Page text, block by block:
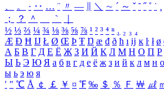
、
。 · ‥ … ¨ 〃 ― ＼ ∼ ´ ～ ˇ ˘ ˝ ˚ ˙ ¸
；
？ ＾ ｀
½ ⅓ ⅔ ¼ ¾ ⅛ ⅜ ⅝ ⅞ ¹ ² ³ ⁴ ⁿ ₁ ₂ ₃ ₄
Æ Ð Ħ Ĳ Ł Ø Œ Þ Ŧ Ŋ æ đ ð ħ ı ĳ ĸ ŀ ł ø
А Б В Г Д Е Ё Ж З И Й К Л М Н О П Р
Ы Ь Э Ю Я а б в г д е ё ж з и й к л м н о
ы ь э ю я
′ ″ ℃ Å ￠ ￡ ￥ ¤ ℉ ‰ ＄ ％ Ｆ ￦ ㎕